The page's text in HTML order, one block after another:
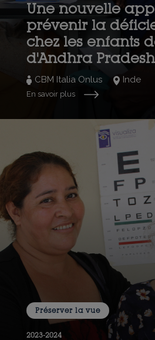
Une nouvelle
prévenir la
chez les enfants
d'Andhra
CBM Italia Onlus Inde
En savoir plus
Préserver la vue
2023-2024